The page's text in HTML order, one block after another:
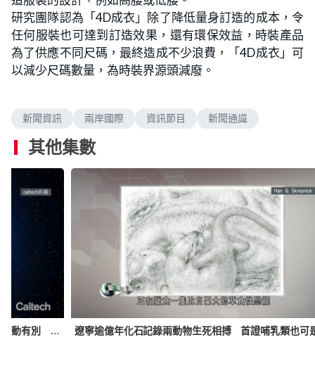
研究團隊認為「4D成衣」除了降低量身訂造的成本，令
任何服裝也可達到訂造效果，還有環保效益，時裝產品
為了供應不同尺碼，最終造成不少浪費，「4D成衣」可
以減少尺碼數量，為時裝界源頭減廢。
新聞資訊 兩岸國際 資訊節目 新聞通識
其他集數
距地球1300光年「雙面」白矮星 兩半球大氣流動有別 自轉僅15分鐘